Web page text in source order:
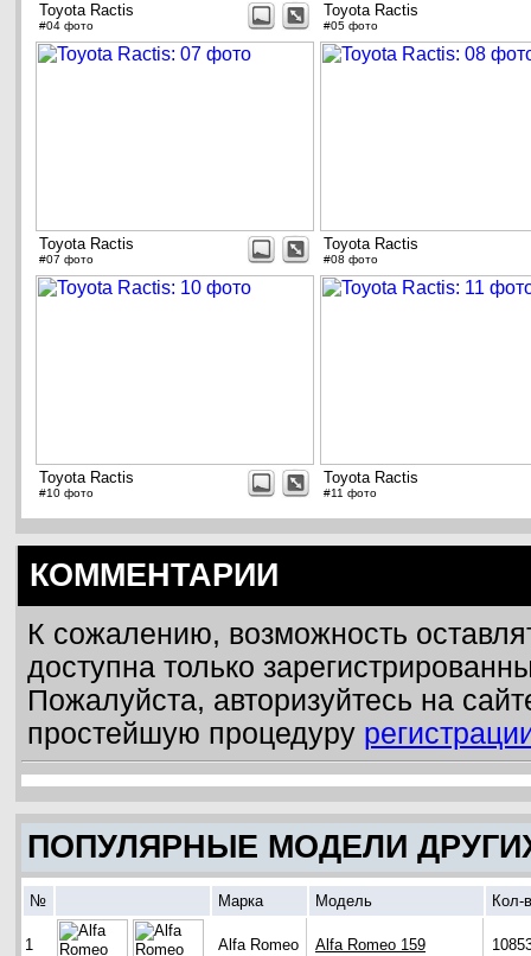
Toyota Ractis
#04 фото
Toyota Ractis
#05 фото
Toyota Ractis
#07 фото
Toyota Ractis
#08 фото
Toyota Ractis
#10 фото
Toyota Ractis
#11 фото
КОММЕНТАРИИ
К сожалению, возможность
доступна только
Пожалуйста, авторизуйтесь на
простейшую процедуру
ПОПУЛЯРНЫЕ МОДЕЛИ
№ Марка Модель Кол-
1 Alfa Romeo Alfa Romeo 159